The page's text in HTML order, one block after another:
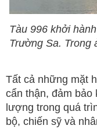
Tàu 996 khởi
Trường Sa. Trong
Tất cả những mặt
cẩn thận, đảm
lượng trong quá
bộ, chiến sỹ và